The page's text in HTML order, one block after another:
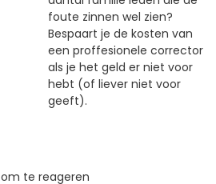
foute zinnen wel zien?
Bespaart je de kosten van
een proffesionele corrector
als je het geld er niet voor
hebt (of liever niet voor
geeft).
om te reageren